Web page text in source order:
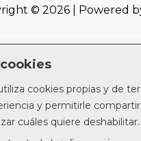
cookies propias y de
y permitirle
cuáles quiere deshabilitar.
© 2026 | Powered
Política de privacidad